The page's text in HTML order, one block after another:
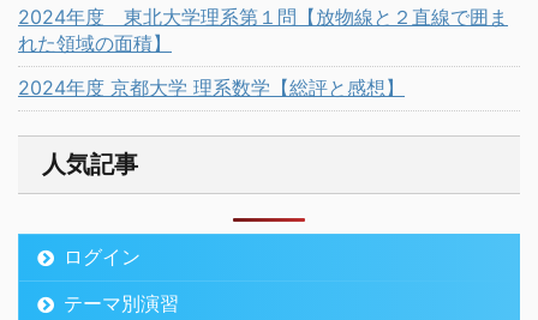
2024年度 東北大学理系第１問【放物線と２直線で囲ま
れた領域の面積】
2024年度 京都大学 理系数学【総評と感想】
人気記事
ログイン
テーマ別演習